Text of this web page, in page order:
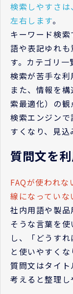
検索しやすさは
左右します。
キーワード検
語や表記ゆれ
す。カテゴリ一
検索が苦手な利
また、情報を
索最適化）の観
検索エンジン
すくなり、見込
質問文を
FAQが使われ
線になっていな
社内用語や製
そうな言葉を
し、「どうす
と使いやすくな
質問文はタイ
考えると整理し